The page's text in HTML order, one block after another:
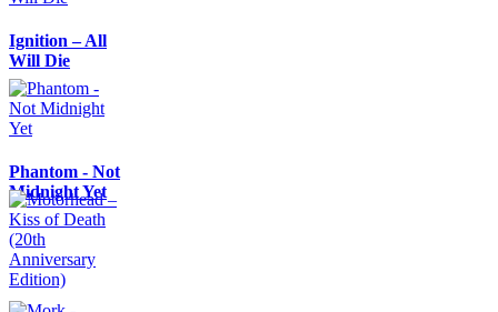
Ignition – All
Will Die
Phantom - Not
Midnight Yet